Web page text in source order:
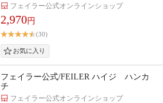
フェイラー公式オンラインショップ
2,970円
(30)
フェイラー公式/FEILER ハイジ ハンカ
チ
フェイラー公式オンラインショップ